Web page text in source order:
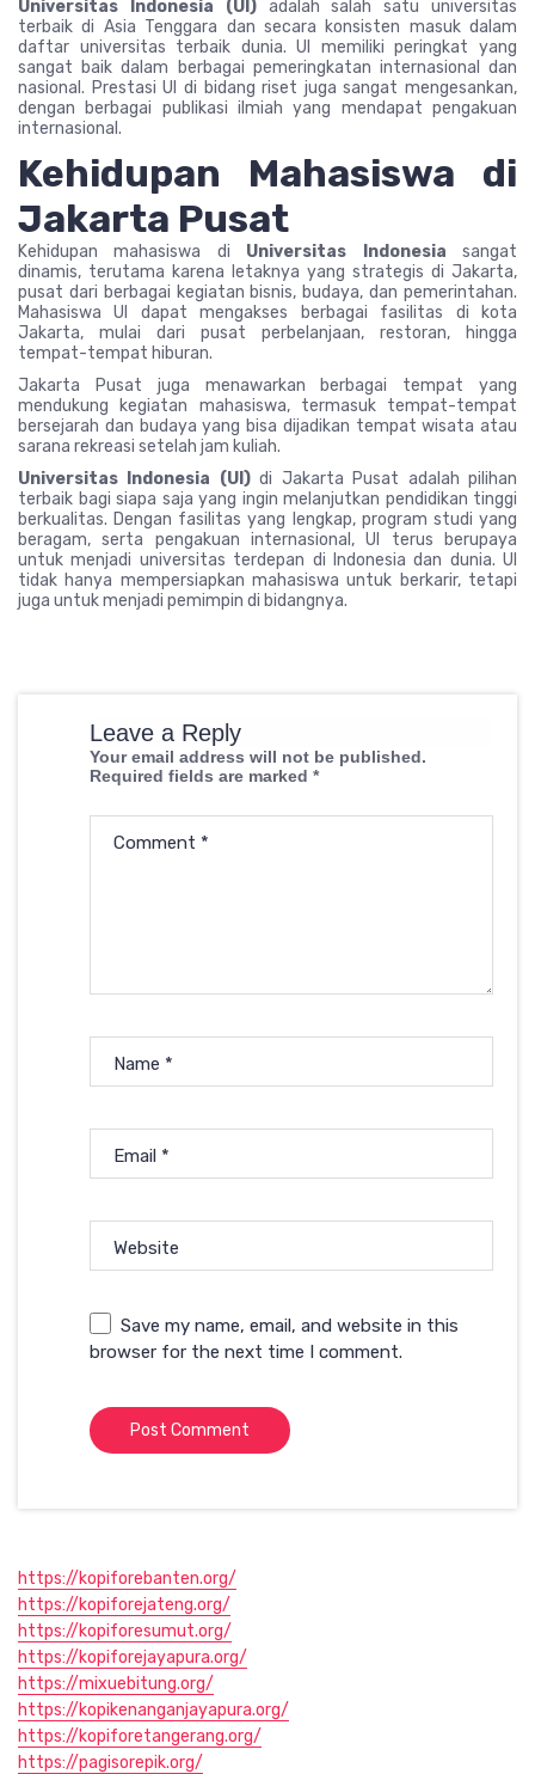
Universitas Indonesia (UI)adalah salah satu universitas
terbaik di Asia Tenggara dan secara konsisten masuk dalam
daftar universitas terbaik dunia. UI memiliki peringkat yang
sangat baik dalam berbagai pemeringkatan internasional dan
nasional. Prestasi UI di bidang riset juga sangat mengesankan,
dengan berbagai publikasi ilmiah yang mendapat pengakuan
internasional.
Kehidupan Mahasiswa di
Jakarta Pusat
Kehidupan mahasiswa di Universitas Indonesia sangat
dinamis, terutama karena letaknya yang strategis di Jakarta,
pusat dari berbagai kegiatan bisnis, budaya, dan pemerintahan.
Mahasiswa UI dapat mengakses berbagai fasilitas di kota
Jakarta, mulai dari pusat perbelanjaan, restoran, hingga
tempat-tempat hiburan.
Jakarta Pusat juga menawarkan berbagai tempat yang
mendukung kegiatan mahasiswa, termasuk tempat-tempat
bersejarah dan budaya yang bisa dijadikan tempat wisata atau
sarana rekreasi setelah jam kuliah.
Universitas Indonesia (UI)di Jakarta Pusat adalah pilihan
terbaik bagi siapa saja yang ingin melanjutkan pendidikan tinggi
berkualitas. Dengan fasilitas yang lengkap, program studi yang
beragam, serta pengakuan internasional, UI terus berupaya
untuk menjadi universitas terdepan di Indonesia dan dunia. UI
tidak hanya mempersiapkan mahasiswa untuk berkarir, tetapi
juga untuk menjadi pemimpin di bidangnya.
Leave a Reply
Your email address will not be published.
Required fields are marked *
Comment *
Name *
Email *
Website
Save my name, email, and website in this
browser for the next time I comment.
https://kopiforebanten.org/
https://kopiforejateng.org/
https://kopiforesumut.org/
https://kopiforejayapura.org/
https://mixuebitung.org/
https://kopikenanganjayapura.org/
https://kopiforetangerang.org/
https://pagisorepik.org/